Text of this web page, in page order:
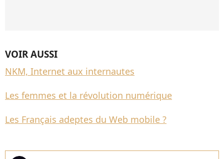
VOIR AUSSI
NKM, Internet aux internautes
Les femmes et la révolution numérique
Les Français adeptes du Web mobile ?